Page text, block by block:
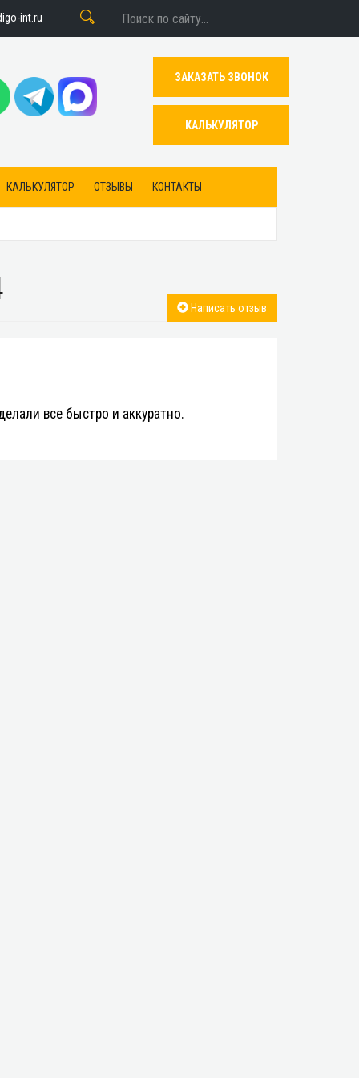
int.ru
ЗАКАЗАТЬ ЗВОНОК
КАЛЬКУЛЯТОР
КАЛЬКУЛЯТОР ОТЗЫВЫ КОНТАКТЫ
Написать отзыв
все быстро и аккуратно.